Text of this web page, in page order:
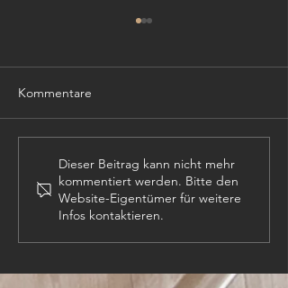
PROJEKTLEITER (m,w,d)
Kommentare
Dieser Beitrag kann nicht mehr
kommentiert werden. Bitte den
Website-Eigentümer für weitere
Infos kontaktieren.